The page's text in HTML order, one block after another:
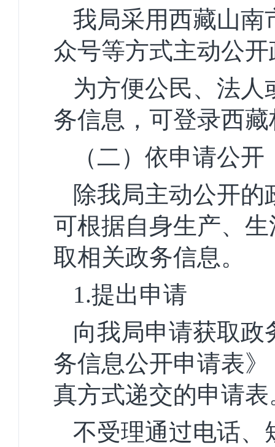
我局采用西藏山南
众号等方式主动公
为方便公民、法
务信息，可登录西
（二）依申请公开
除我局主动公开
可根据自身生产、
取相关政务信息。
1.提出申请
向我局申请获取政
务信息公开申请表
真方式递交的申请表
不受理通过电话、